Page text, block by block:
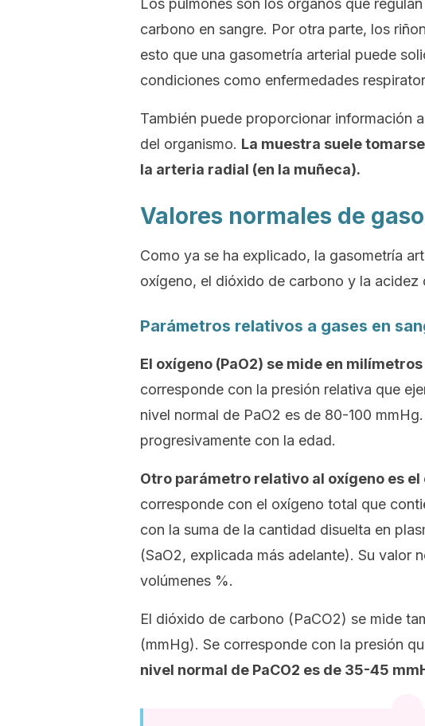
Los pulmones son los órganos que
carbono en sangre. Por otra parte, los
esto que una gasometría arterial puede
condiciones como enfermedades
También puede proporcionar información
del organismo. La muestra suele
la arteria radial (en la muñeca).
Valores normales de
Como ya se ha explicado, la gasometría
oxígeno, el dióxido de carbono y la acidez
Parámetros relativos a gases en
El oxígeno (PaO2) se mide en
corresponde con la presión relativa que
nivel normal de PaO2 es de 80-100
progresivamente con la edad.
Otro parámetro relativo al oxígeno es el
corresponde con el oxígeno total que
con la suma de la cantidad disuelta en
(SaO2, explicada más adelante). Su valor
volúmenes %.
El dióxido de carbono (PaCO2) se mide
(mmHg). Se corresponde con la presión
nivel normal de PaCO2 es de 35-45